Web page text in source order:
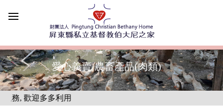
愛心義賣/農畜產品(肉類)
務, 歡迎多多利用